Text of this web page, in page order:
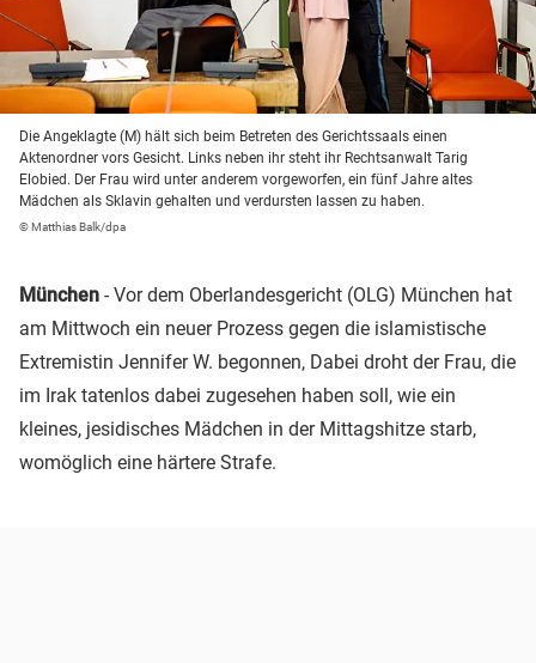
Die Angeklagte (M) hält sich beim Betreten des Gerichtssaals einen
Aktenordner vors Gesicht. Links neben ihr steht ihr Rechtsanwalt Tarig
Elobied. Der Frau wird unter anderem vorgeworfen, ein fünf Jahre altes
Mädchen als Sklavin gehalten und verdursten lassen zu haben.
© Matthias Balk/dpa
München - Vor dem Oberlandesgericht (OLG) München hat
am Mittwoch ein neuer Prozess gegen die islamistische
Extremistin Jennifer W. begonnen, Dabei droht der Frau, die
im Irak tatenlos dabei zugesehen haben soll, wie ein
kleines, jesidisches Mädchen in der Mittagshitze starb,
womöglich eine härtere Strafe.